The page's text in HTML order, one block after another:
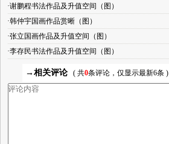
·谢鹏程书法作品及升值空间（图）
·韩仲宇国画作品赏晰（图）
·张立国画作品及升值空间（图）
·李存民书法作品及升值空间（图）
→相关评论 ( 共0条评论，仅显示最新6条 )